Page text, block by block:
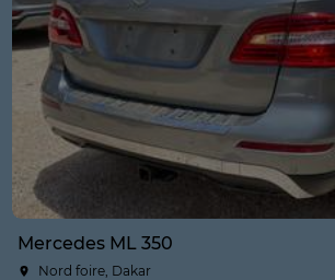
Mercedes ML 350
Nord foire, Dakar